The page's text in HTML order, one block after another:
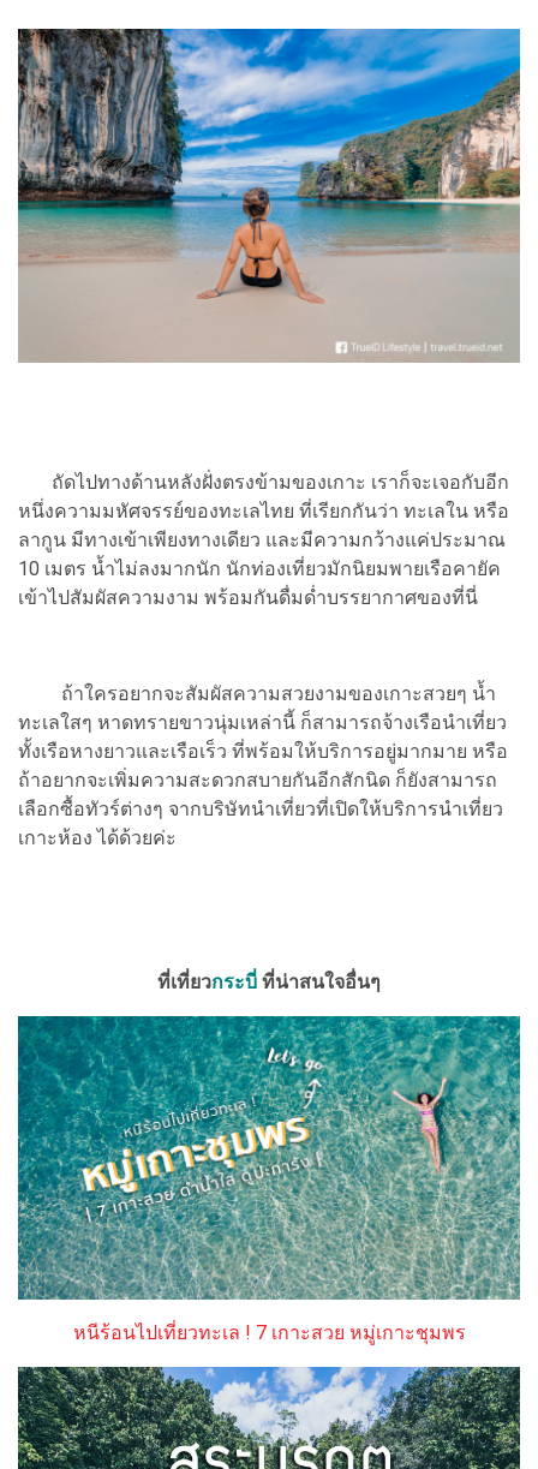
ถัดไปทางด้านหลังฝั่งตรงข้ามของเกาะ เราก็จะเจอกับอีก
หนึ่งความมหัศจรรย์ของทะเลไทย ที่เรียกกันว่า ทะเลใน หรือ
ลากูน มีทางเข้าเพียงทางเดียว และมีความกว้างแค่ประมาณ
10 เมตร น้ำไม่ลงมากนัก นักท่องเที่ยวมักนิยมพายเรือคายัค
เข้าไปสัมผัสความงาม พร้อมกันดื่มด่ำบรรยากาศของที่นี่
ถ้าใครอยากจะสัมผัสความสวยงามของเกาะสวยๆ น้ำ
ทะเลใสๆ หาดทรายขาวนุ่มเหล่านี้ ก็สามารถจ้างเรือนำเที่ยว
ทั้งเรือหางยาวและเรือเร็ว ที่พร้อมให้บริการอยู่มากมาย หรือ
ถ้าอยากจะเพิ่มความสะดวกสบายกันอีกสักนิด ก็ยังสามารถ
เลือกซื้อทัวร์ต่างๆ จากบริษัทนำเที่ยวที่เปิดให้บริการนำเที่ยว
เกาะห้อง ได้ด้วยค่ะ
ที่เที่ยวกระบี่ ที่น่าสนใจอื่นๆ
หนีร้อนไปเที่ยวทะเล ! 7 เกาะสวย หมู่เกาะชุมพร